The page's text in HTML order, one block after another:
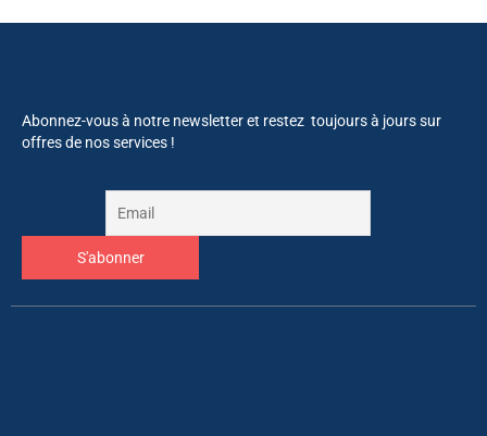
Abonnez-vous à notre newsletter et restez toujours à jours sur
offres de nos services !